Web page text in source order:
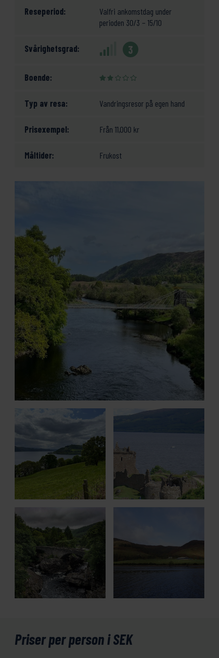
Reseperiod:
Valfri ankomstdag under
perioden 30/3 – 15/10
Svårighetsgrad: 3
Boende:
Typ av resa: Vandringsresor på egen hand
Prisexempel: Från 11,000 kr
Måltider: Frukost
Priser per person i SEK